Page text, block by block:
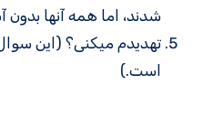
شدند، اما همه آنها
تهدیدم میکنی؟ (این
است.)